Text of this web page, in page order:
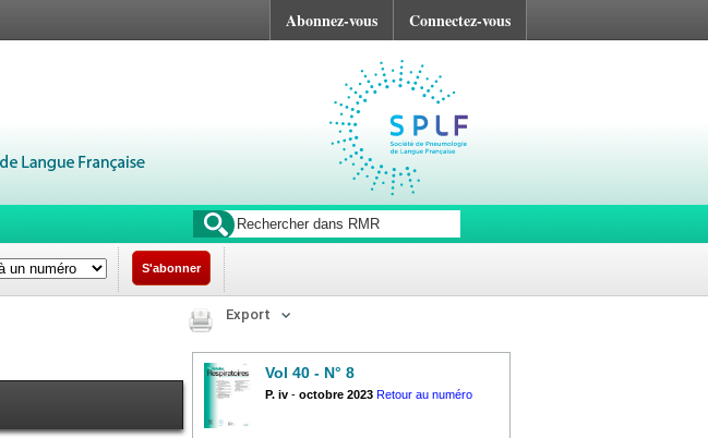
Abonnez-vous Connectez-vous
S'abonner
Export
Vol 40 - N° 8
P. iv - octobre 2023 Retour au numéro